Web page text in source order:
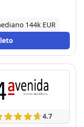
144k EUR
4.7